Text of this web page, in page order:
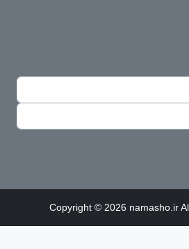
Copyright © 2026 namasho.ir